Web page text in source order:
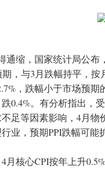
通缩，国家统计局公
，与3月跌幅持平，
，跌幅小于市场预
0.4%。有分析指出，
足等因素影响，4月
行业，预期PPI跌幅可
月核心CPI按年上升